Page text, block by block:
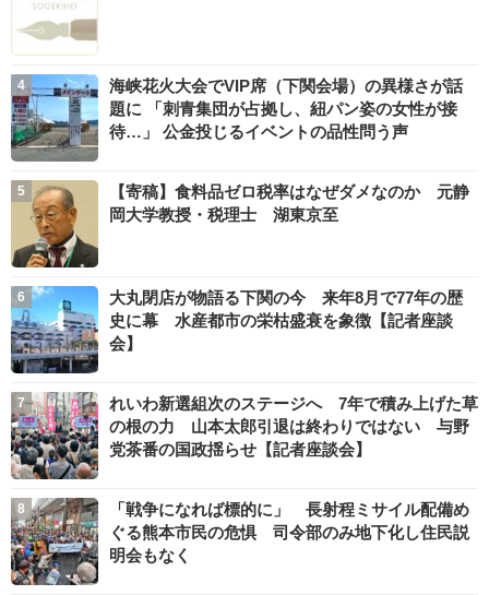
海峡花火大会でVIP席（下関会場）の異様さが話
題に 「刺青集団が占拠し、紐パン姿の女性が接
待…」 公金投じるイベントの品性問う声
【寄稿】食料品ゼロ税率はなぜダメなのか 元静
岡大学教授・税理士 湖東京至
大丸閉店が物語る下関の今 来年8月で77年の歴
史に幕 水産都市の栄枯盛衰を象徴【記者座談
会】
れいわ新選組次のステージへ 7年で積み上げた草
の根の力 山本太郎引退は終わりではない 与野
党茶番の国政揺らせ【記者座談会】
「戦争になれば標的に」 長射程ミサイル配備め
ぐる熊本市民の危惧 司令部のみ地下化し住民説
明会もなく